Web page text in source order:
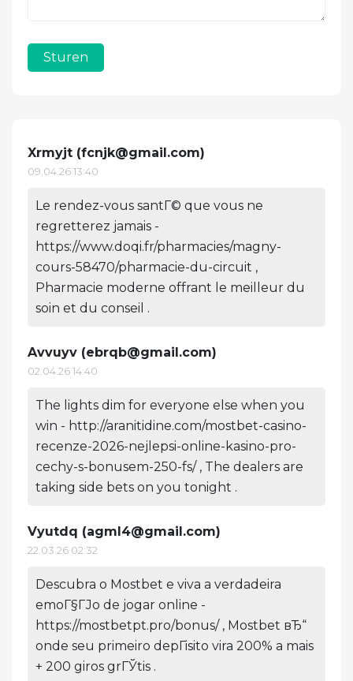
Sturen
Xrmyjt (fcnjk@gmail.com)
09.04.26 13:40
Le rendez-vous santГ© que vous ne
regretterez jamais -
https://www.doqi.fr/pharmacies/magny-
cours-58470/pharmacie-du-circuit ,
Pharmacie moderne offrant le meilleur du
soin et du conseil .
Avvuyv (ebrqb@gmail.com)
02.04.26 14:40
The lights dim for everyone else when you
win - http://aranitidine.com/mostbet-casino-
recenze-2026-nejlepsi-online-kasino-pro-
cechy-s-bonusem-250-fs/ , The dealers are
taking side bets on you tonight .
Vyutdq (agml4@gmail.com)
22.03.26 02:32
Descubra o Mostbet e viva a verdadeira
emoГ§ГЈo de jogar online -
https://mostbetpt.pro/bonus/ , Mostbet вЂ“
onde seu primeiro depГіsito vira 200% a mais
+ 200 giros grГЎtis .